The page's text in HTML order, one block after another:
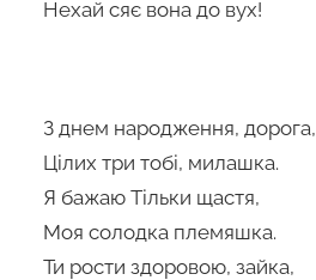
Нехай сяє вона до вух!
З днем народження, дорога,
Цілих три тобі, милашка.
Я бажаю Тільки щастя,
Моя солодка племяшка.
Ти рости здоровою, зайка,